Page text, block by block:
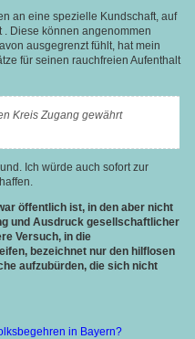
an eine spezielle Kundschaft, auf
Diese können angenommen
ausgegrenzt fühlt, hat mein
für seinen rauchfreien Aufenthalt
Kreis Zugang gewährt
Ich würde auch sofort zur
öffentlich ist, in den aber nicht
und Ausdruck gesellschaftlicher
Versuch, in die
bezeichnet nur den hilflosen
aufzubürden, die sich nicht
in Bayern?